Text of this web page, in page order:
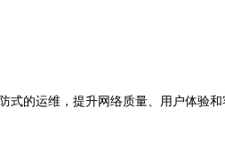
式的运维，提升网络质量、用户体验